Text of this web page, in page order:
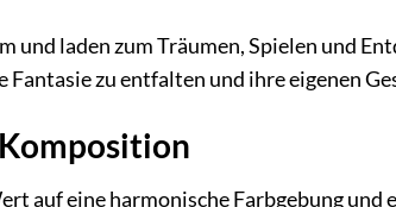
und laden zum Träumen, Spielen und
zu entfalten und ihre eigenen
auf eine harmonische Farbgebung und